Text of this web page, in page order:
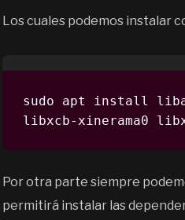
Los cuales podemos instalar
sudo apt install
libxcb-xinerama0
Por otra parte siempre
permitirá instalar las